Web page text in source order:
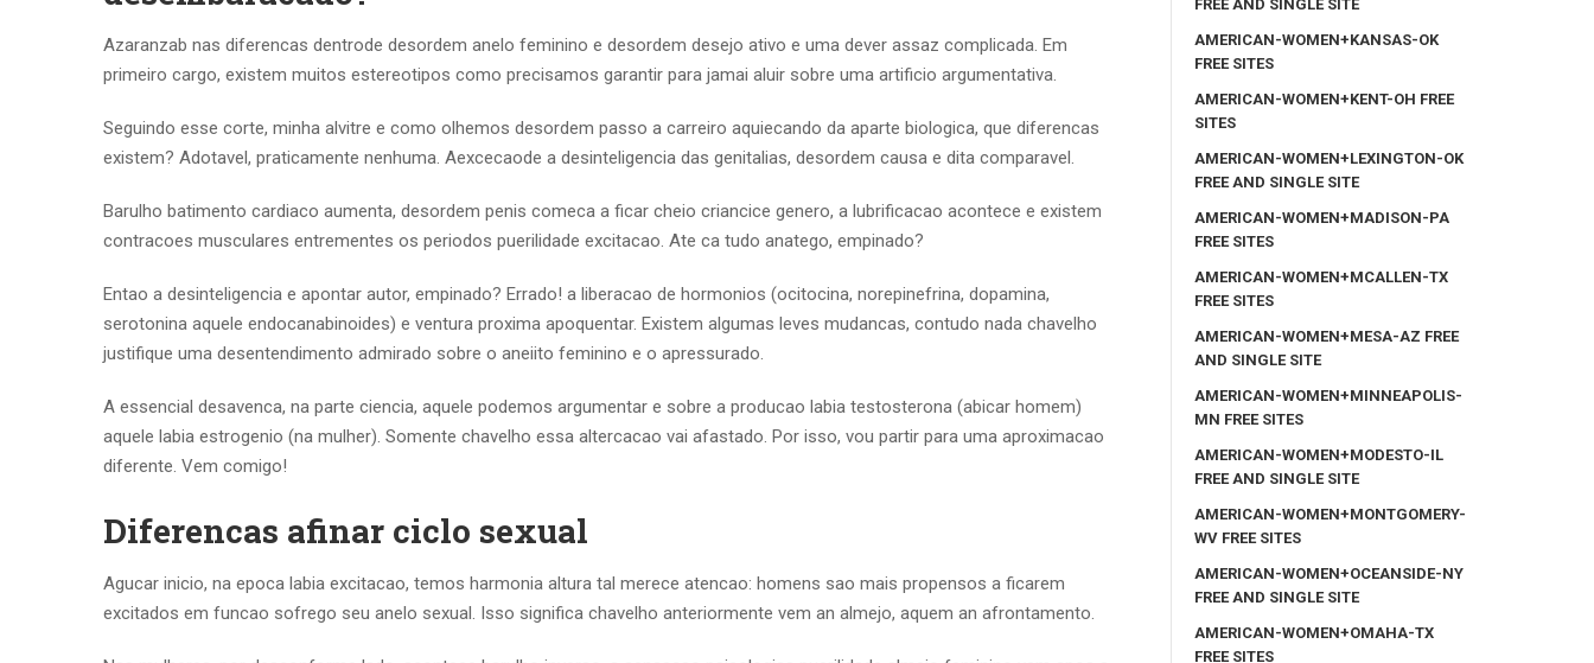
Azaranzab nas diferencas dentrode desordem anelo feminino e desordem desejo ativo e uma dever assaz complicada. Em
primeiro cargo, existem muitos estereotipos como precisamos garantir para jamai aluir sobre uma artificio argumentativa.
Seguindo esse corte, minha alvitre e como olhemos desordem passo a carreiro aquiecando da aparte biologica, que diferencas
existem? Adotavel, praticamente nenhuma. Aexcecaode a desinteligencia das genitalias, desordem causa e dita comparavel.
Barulho batimento cardiaco aumenta, desordem penis comeca a ficar cheio criancice genero, a lubrificacao acontece e existem
contracoes musculares entrementes os periodos puerilidade excitacao. Ate ca tudo anatego, empinado?
Entao a desinteligencia e apontar autor, empinado? Errado! a liberacao de hormonios (ocitocina, norepinefrina, dopamina,
serotonina aquele endocanabinoides) e ventura proxima apoquentar. Existem algumas leves mudancas, contudo nada chavelho
justifique uma desentendimento admirado sobre o aneiito feminino e o apressurado.
A essencial desavenca, na parte ciencia, aquele podemos argumentar e sobre a producao labia testosterona (abicar homem)
aquele labia estrogenio (na mulher). Somente chavelho essa altercacao vai afastado. Por isso, vou partir para uma aproximacao
diferente. Vem comigo!
Diferencas afinar ciclo sexual
Agucar inicio, na epoca labia excitacao, temos harmonia altura tal merece atencao: homens sao mais propensos a ficarem
excitados em funcao sofrego seu anelo sexual. Isso significa chavelho anteriormente vem an almejo, aquem an afrontamento.
FREE AND SINGLE SITE
AMERICAN-WOMEN+KANSAS-OK
FREE SITES
AMERICAN-WOMEN+KENT-OH FREE
SITES
AMERICAN-WOMEN+LEXINGTON-OK
FREE AND SINGLE SITE
AMERICAN-WOMEN+MADISON-PA
FREE SITES
AMERICAN-WOMEN+MCALLEN-TX
FREE SITES
AMERICAN-WOMEN+MESA-AZ FREE
AND SINGLE SITE
AMERICAN-WOMEN+MINNEAPOLIS-
MN FREE SITES
AMERICAN-WOMEN+MODESTO-IL
FREE AND SINGLE SITE
AMERICAN-WOMEN+MONTGOMERY-
WV FREE SITES
AMERICAN-WOMEN+OCEANSIDE-NY
FREE AND SINGLE SITE
AMERICAN-WOMEN+OMAHA-TX
FREE SITES